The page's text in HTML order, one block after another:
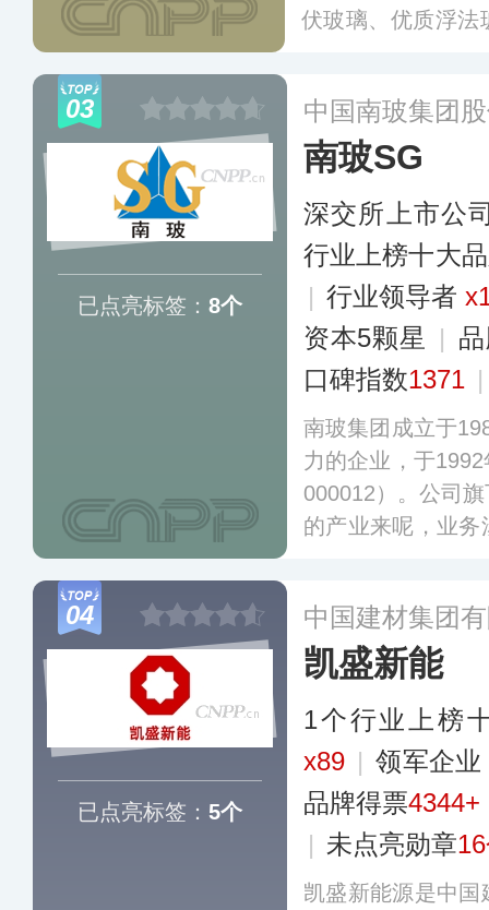
伏玻璃、优质浮法
代，已形成完整的
03
已点亮标签： 8个
中国南玻集团
南玻SG
深交所上市公
行业上榜十大
| 行业领导者
资本5颗星
|
口碑指数1371
南玻集团成立于
力的企业，于
000012）。公司
的产业来呢，业
全球约60个国家
04
已点亮标签： 5个
中国建材集团
凯盛新能
1个行业上榜
x89 | 领军企业
品牌得票4344+
| 未点亮勋章
凯盛新能源是中